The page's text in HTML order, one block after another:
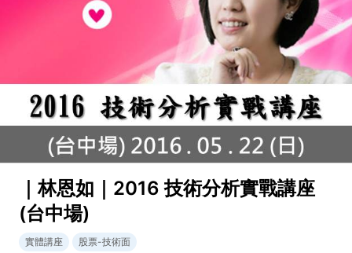
｜林恩如｜2016 技術分析實戰講座
(台中場)
實體講座 股票-技術面